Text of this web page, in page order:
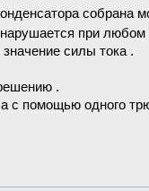
собрана
при
силы тока .
.
с помощью одного